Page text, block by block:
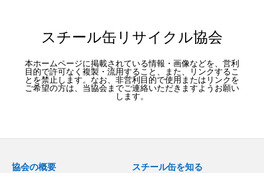
スチール缶リサイクル協会
本ホームページに掲載されている情報・画像などを、営利
目的で許可なく複製・流用すること、また、リンクするこ
とを禁止します。なお、非営利目的で使用またはリンクを
ご希望の方は、当協会までご連絡いただきますようお願い
します。
協会の概要 スチール缶を知る